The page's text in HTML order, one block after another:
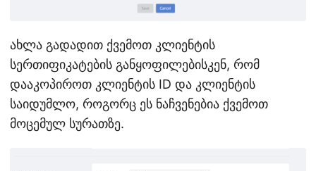
ახლა გადადით ქვემოთ კლიენტის
სერთიფიკატების განყოფილებისკენ, რომ
დააკოპიროთ კლიენტის ID და კლიენტის
საიდუმლო, როგორც ეს ნაჩვენებია ქვემოთ
მოცემულ სურათზე.